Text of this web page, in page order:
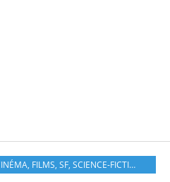
, FILMS, SF, SCIENCE-FICTION